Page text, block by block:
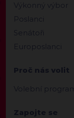
Výkonný výbor
Poslanci
Senátoři
Europoslanci
Proč nás volit
Volební program
Zapojte se